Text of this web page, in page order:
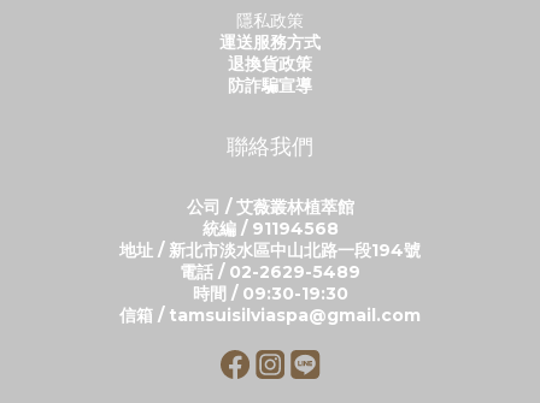
隱私政策
運送服務方式
退換貨政策
防詐騙宣導
聯絡我們
公司 / 艾薇叢林植萃館
統編 / 91194568
地址 / 新北市淡水區中山北路一段194號
電話 / 02-2629-5489
時間 / 09:30-19:30
信箱 / tamsuisilviaspa@gmail.com